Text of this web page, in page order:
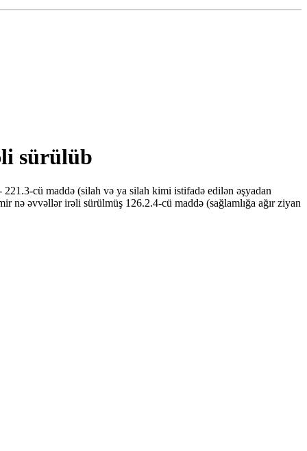
sürülüb
cü maddə (silah və ya silah kimi istifadə edilən əşyadan
nə əvvəllər irəli sürülmüş 126.2.4-cü maddə (sağlamlığa ağır ziyan